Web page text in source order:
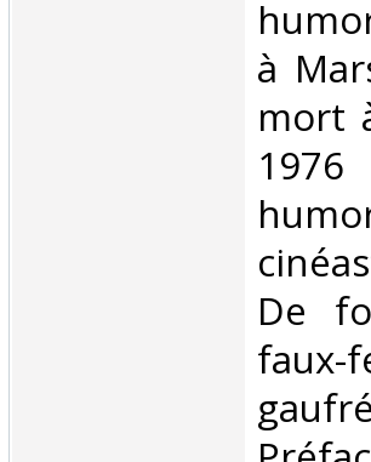
à
mort
De
faux-